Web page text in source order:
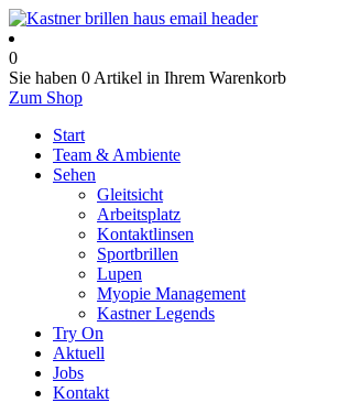
0
Sie haben 0 Artikel in Ihrem Warenkorb
Zum Shop
Start
Team & Ambiente
Sehen
Gleitsicht
Arbeitsplatz
Kontaktlinsen
Sportbrillen
Lupen
Myopie Management
Kastner Legends
Try On
Aktuell
Jobs
Kontakt